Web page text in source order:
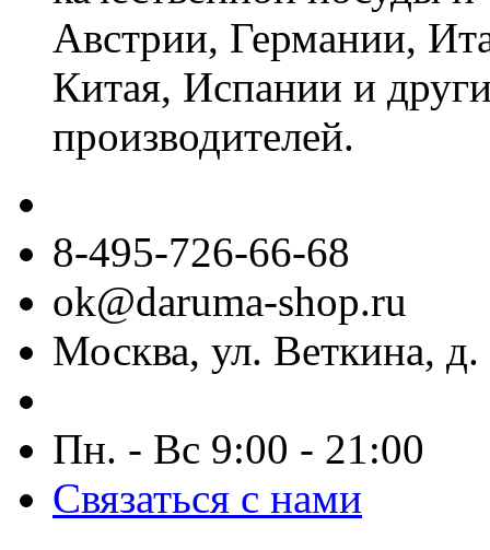
Австрии, Германии,
Китая, Испании и
производителей.
8-495-726-66-68
ok@daruma-shop.ru
Москва, ул. Веткина, д.
Пн. - Вс 9:00 - 21:00
Связаться с нами